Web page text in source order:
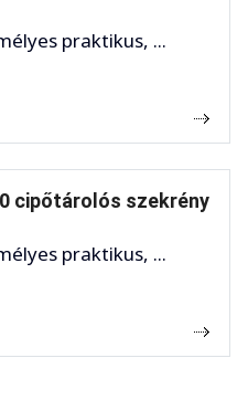
praktikus, ...
cipőtárolós szekrény
praktikus, ...